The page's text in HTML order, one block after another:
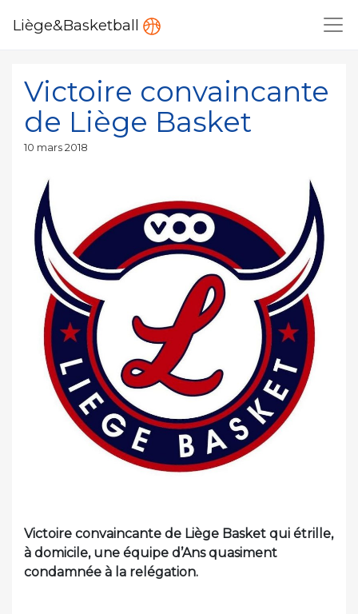
Liège&Basketball
Victoire convaincante
de Liège Basket
Publié
10 mars 2018
Victoire convaincante de Liège Basket qui étrille,
à domicile, une équipe d’Ans quasiment
condamnée à la relégation.